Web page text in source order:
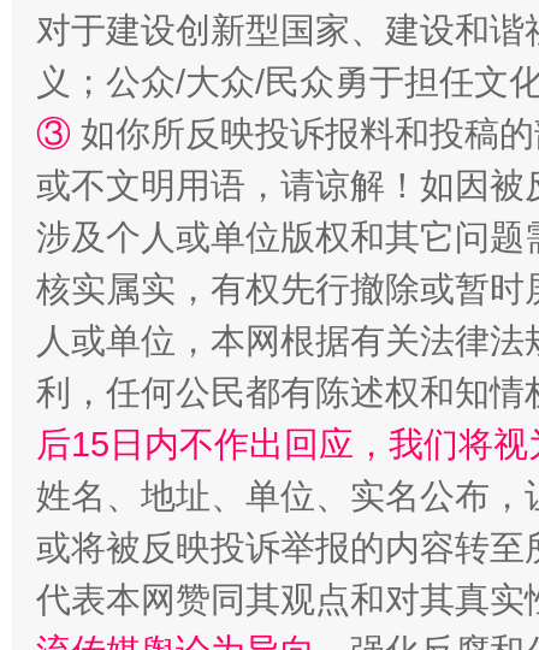
招工难、用工荒背后
对于建设创新型国家、建设和
义；公众/大众/民众勇于担任文
③ 如你所反映投诉报料和投稿
或不文明用语，请谅解！如因
涉及个人或单位版权和其它问题
核实属实，有权先行撤除或暂
人或单位，本网根据有关法律
利，任何公民都有陈述权和知情
后15日内不作出回应，我们将
姓名、地址、单位、实名公布
或将被反映投诉举报的内容转
代表本网赞同其观点和对其真实